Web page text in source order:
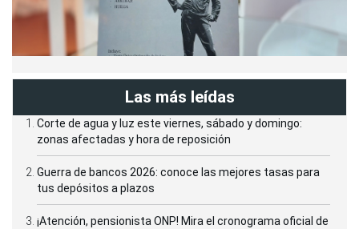
Las más leídas
Corte de agua y luz este viernes, sábado y domingo:
zonas afectadas y hora de reposición
Guerra de bancos 2026: conoce las mejores tasas para
tus depósitos a plazos
¡Atención, pensionista ONP! Mira el cronograma oficial de